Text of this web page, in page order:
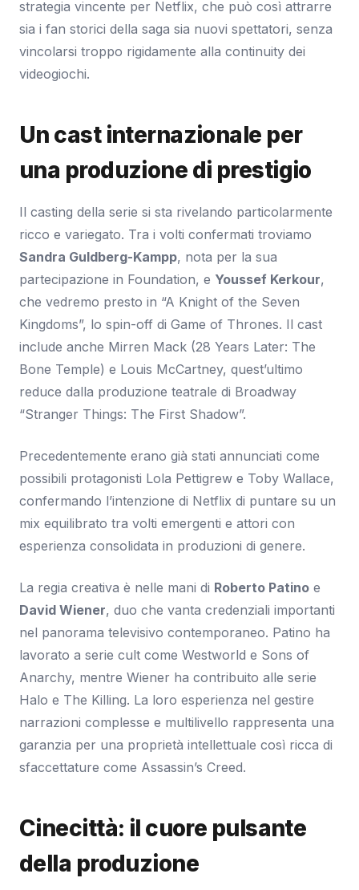
strategia vincente per Netflix, che può così attrarre
sia i fan storici della saga sia nuovi spettatori, senza
vincolarsi troppo rigidamente alla continuity dei
videogiochi.
Un cast internazionale per
una produzione di prestigio
Il casting della serie si sta rivelando particolarmente
ricco e variegato. Tra i volti confermati troviamo
Sandra Guldberg-Kampp, nota per la sua
partecipazione in Foundation, e Youssef Kerkour,
che vedremo presto in “A Knight of the Seven
Kingdoms”, lo spin-off di Game of Thrones. Il cast
include anche Mirren Mack (28 Years Later: The
Bone Temple) e Louis McCartney, quest’ultimo
reduce dalla produzione teatrale di Broadway
“Stranger Things: The First Shadow”.
Precedentemente erano già stati annunciati come
possibili protagonisti Lola Pettigrew e Toby Wallace,
confermando l’intenzione di Netflix di puntare su un
mix equilibrato tra volti emergenti e attori con
esperienza consolidata in produzioni di genere.
La regia creativa è nelle mani di Roberto Patino e
David Wiener, duo che vanta credenziali importanti
nel panorama televisivo contemporaneo. Patino ha
lavorato a serie cult come Westworld e Sons of
Anarchy, mentre Wiener ha contribuito alle serie
Halo e The Killing. La loro esperienza nel gestire
narrazioni complesse e multilivello rappresenta una
garanzia per una proprietà intellettuale così ricca di
sfaccettature come Assassin’s Creed.
Cinecittà: il cuore pulsante
della produzione